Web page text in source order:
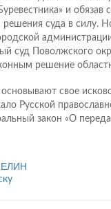
и
решения суда в силу.
суд Поволжского
решение
свое
Русской
закон «О
ЕЛИН